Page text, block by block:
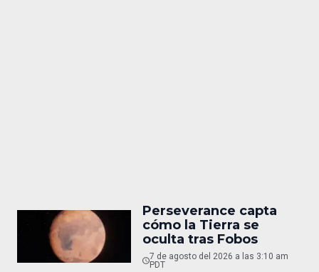
Perseverance capta
cómo la Tierra se
oculta tras Fobos
7 de agosto del 2026 a las 3:10 am
PDT